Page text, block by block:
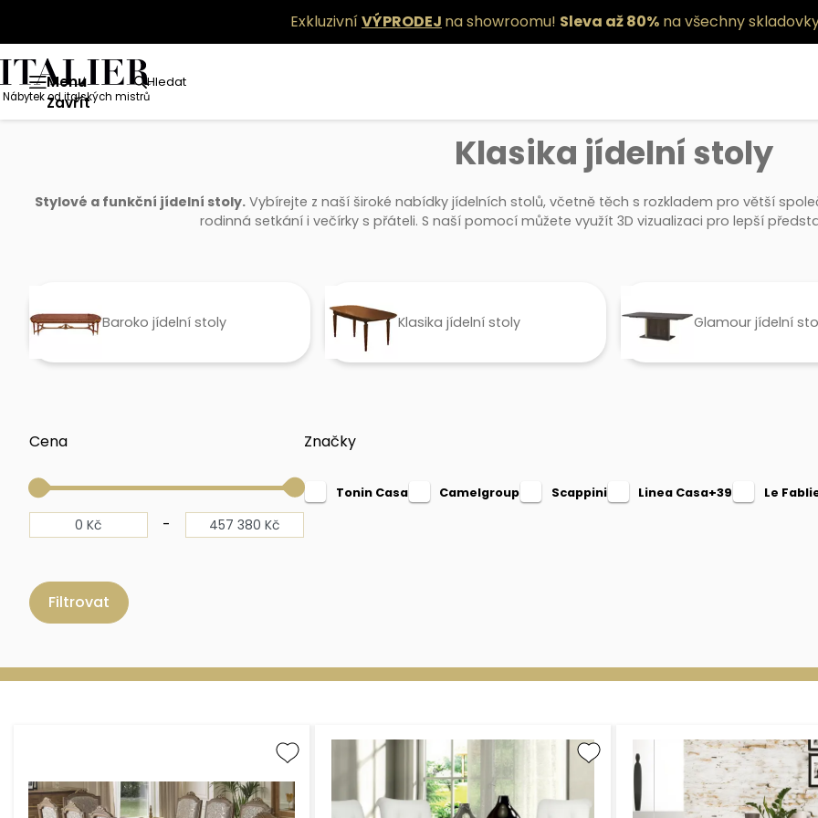
ExkluzivníVÝPRODEJ na showroomu! Sleva až 80% na všechny
Menu
Zavřít
Hledat
Nábytek od italských mistrů
Nábytek Jídelna
Klasika jídelní stoly
Stylové a funkční jídelní stoly.Vybírejte z naší široké nabídky jídelních stolů, včetně těch s rozkladem pro větší
rodinná setkání i večírky s přáteli. S naší pomocí můžete využít 3D vizualizaci pro lepší
Baroko jídelní stoly Klasika jídelní stoly Glamour jídelní
Cena
-
Značky
Tonin Casa Camelgroup Scappini Linea Casa+39 Le
Filtrovat